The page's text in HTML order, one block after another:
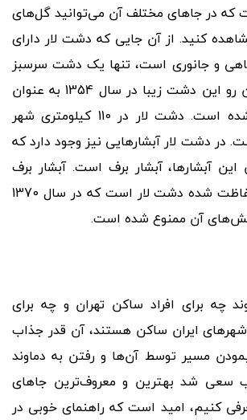
که در جاهای مختلف آن میتوانید گلهای
کنید. از آن جایی که دشت لار دارای
و جانوری است، تنها یک دشت سرسبز
تلقی نشده و از این رو این دشت زیبا در سال 1354 به عنوان
پارک ملی معرفی شده است. دشت لار در 110 کیلومتری شهر
در دشت لار آبشارهایی نیز وجود دارد که
این آبشارها، آبشار برف است. آبشار برف
بخشی از منطقه حفاظت شده دشت لار است که در سال 1370
های آن ممنوع شده است.
چه برای افراد ساکن تهران و چه برای
شهرهای ایران ساکن هستند، آن قدر جذاب
مسیر توسط آنها و رفتن به دماوند
سعی شد بهترین و معروفترین جاهای
کنیم، امید است که راهنمای خوبی در